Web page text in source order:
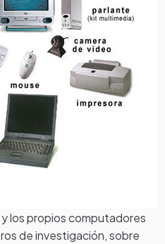
los propios computadores
de investigación, sobre